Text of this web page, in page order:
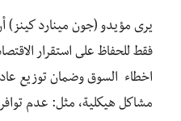
يرى مؤيدو (جون مينارد كينز)
فقط للحفاظ على استقرار
اخطاء السوق وضمان توزيع
مشاكل هيكلية، مثل: عدم توافر